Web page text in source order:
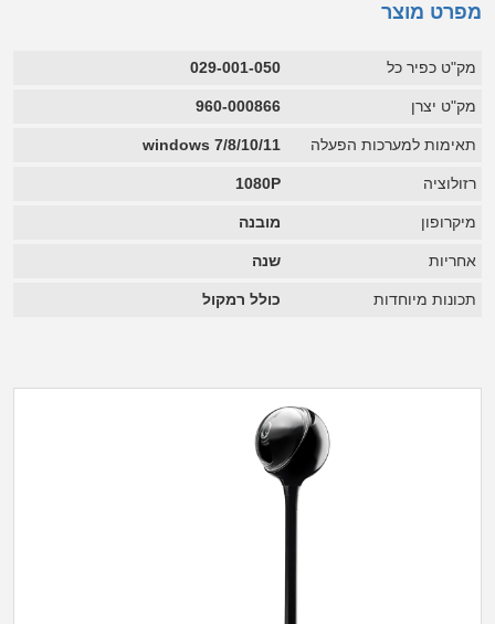
מפרט מוצר
מק"ט כפיר כל 029-001-050
מק"ט יצרן 960-000866
תאימות למערכות הפעלה 7/8/10/11 windows
רזולוציה 1080P
מיקרופון מובנה
אחריות שנה
תכונות מיוחדות כולל רמקול